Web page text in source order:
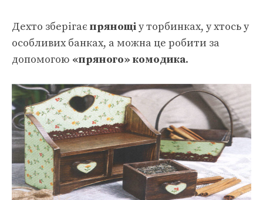
Дехто зберігаєпрянощіу торбинках, у хтось у
особливих банках, а можна це робити за
допомогою «пряного» комодика.